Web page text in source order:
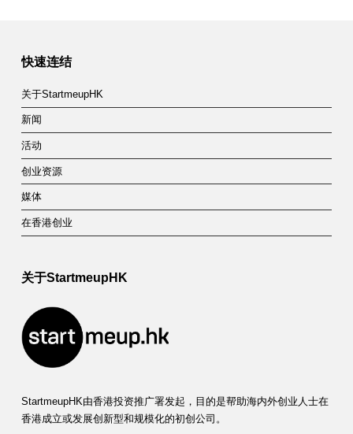
快速连结
关于StartmeupHK
新闻
活动
创业资源
媒体
在香港创业
关于StartmeupHK
StartmeupHK由香港投资推广署发起，目的是帮助海内外创业人士在
香港成立或发展创新型和规模化的初创公司。